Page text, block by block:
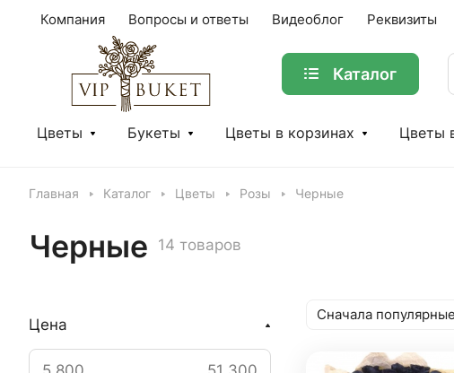
Компания Вопросы и ответы Видеоблог Реквизиты
Каталог
Цветы Букеты Цветы в корзинах Цветы
Главная Каталог Цветы Розы Черные
Черные 14 товаров
Сначала популярные
Цена